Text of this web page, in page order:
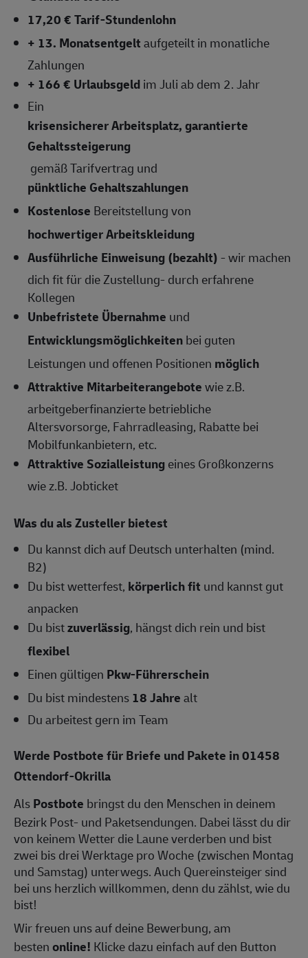
17,20 € Tarif-Stundenlohn
+ 13. Monatsentgeltaufgeteilt in monatliche
Zahlungen
+ 166 € Urlaubsgeldim Juli ab dem 2. Jahr
Ein
krisensicherer Arbeitsplatz, garantierte
Gehaltssteigerung
gemäß Tarifvertrag und
pünktliche Gehaltszahlungen
Kostenlose Bereitstellung von
hochwertiger Arbeitskleidung
Ausführliche Einweisung (bezahlt)- wir machen
dich fit für die Zustellung- durch erfahrene
Kollegen
Unbefristete Übernahme und
Entwicklungsmöglichkeitenbei guten
Leistungen und offenen Positionen möglich
Attraktive Mitarbeiterangebotewie z.B.
arbeitgeberfinanzierte betriebliche
Altersvorsorge, Fahrradleasing, Rabatte bei
Mobilfunkanbietern, etc.
Attraktive Sozialleistungeines Großkonzerns
wie z.B. Jobticket
Was du als Zusteller bietest
Du kannst dich auf Deutsch unterhalten (mind.
B2)
Du bist wetterfest, körperlich fit und kannst gut
anpacken
Du bistzuverlässig, hängst dich rein und bist
flexibel
Einen gültigen Pkw-Führerschein
Du bist mindestens 18 Jahrealt
Du arbeitest gern im Team
Werde Postbote für Briefe und Pakete in 01458
Ottendorf-Okrilla
AlsPostbote bringst du den Menschen in deinem
Bezirk Post- und Paketsendungen. Dabei lässt du dir
von keinem Wetter die Laune verderben und bist
zwei bis drei Werktage pro Woche (zwischen Montag
und Samstag) unterwegs. Auch Quereinsteiger sind
bei uns herzlich willkommen, denn du zählst, wie du
bist!
Wir freuen uns auf deine Bewerbung, am
bestenonline! Klicke dazu einfach auf den Button